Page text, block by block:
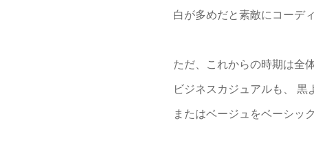
白が多めだと素敵にコーデ
ただ、これからの時期は全
ビジネスカジュアルも、 黒
またはベージュをベーシッ